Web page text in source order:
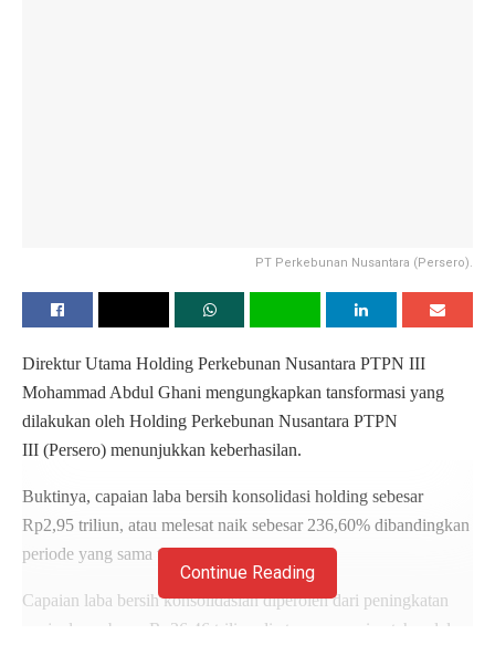
PT Perkebunan Nusantara (Persero).
Direktur Utama Holding Perkebunan Nusantara PTPN III
Mohammad Abdul Ghani mengungkapkan tansformasi yang
dilakukan oleh Holding Perkebunan Nusantara PTPN
III (Persero) menunjukkan keberhasilan.
Buktinya, capaian laba bersih konsolidasi holding sebesar
Rp2,95 triliun, atau melesat naik sebesar 236,60% dibandingkan
periode yang sama tahun lalu.
Capaian laba bersih konsolidasian diperoleh dari peningkatan
penjualan sebesar Rp36,46 triliun di atas pencapaian tahun lalu
Continue Reading